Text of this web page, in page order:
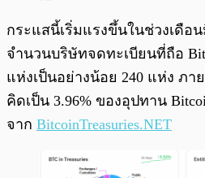
กระแสนี้เริ่มแรงขึ้นในช่วงเดือ
จำนวนบริษัทจดทะเบียนที่ถือ
แห่งเป็นอย่างน้อย 240 แห่ง ภา
คิดเป็น 3.96% ของอุปทาน
จาก BitcoinTreasuries.NET